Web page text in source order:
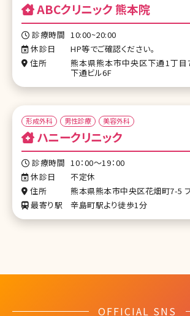
ABCクリニック 熊本院
診療時間 10:00~20:00
休診日
HP等でご確認ください。
住所
熊本県熊本市中央区下通1丁目
下通ビル6F
形成外科 男性診療 美容外科
ハニークリニック
診療時間 10：00～19：00
休診日
不定休
住所
熊本県熊本市中央区花畑町7-5
最寄り駅
辛島町駅より徒歩1分
OFFICIAL SNS